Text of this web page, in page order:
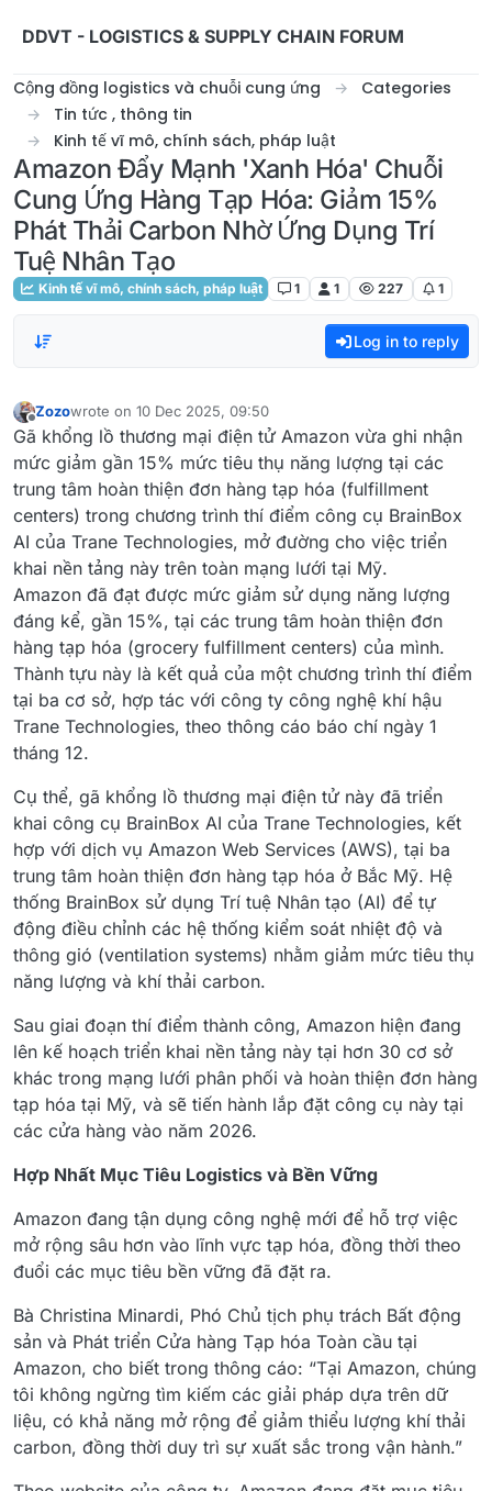
DDVT - LOGISTICS & SUPPLY CHAIN FORUM
Cộng đồng logistics và chuỗi cung ứng
Categories
Tin tức , thông tin
Kinh tế vĩ mô, chính sách, pháp luật
Amazon Đẩy Mạnh 'Xanh Hóa' Chuỗi
Cung Ứng Hàng Tạp Hóa: Giảm 15%
Phát Thải Carbon Nhờ Ứng Dụng Trí
Tuệ Nhân Tạo
Kinh tế vĩ mô, chính sách, pháp luật 1 1 227 1
Log in to reply
Offline
Zozowrote on 10 Dec 2025, 09:50
last edited by
Gã khổng lồ thương mại điện tử Amazon vừa ghi nhận
mức giảm gần 15% mức tiêu thụ năng lượng tại các
trung tâm hoàn thiện đơn hàng tạp hóa (fulfillment
centers) trong chương trình thí điểm công cụ BrainBox
AI của Trane Technologies, mở đường cho việc triển
khai nền tảng này trên toàn mạng lưới tại Mỹ.
Amazon đã đạt được mức giảm sử dụng năng lượng
đáng kể, gần 15%, tại các trung tâm hoàn thiện đơn
hàng tạp hóa (grocery fulfillment centers) của mình.
Thành tựu này là kết quả của một chương trình thí điểm
tại ba cơ sở, hợp tác với công ty công nghệ khí hậu
Trane Technologies, theo thông cáo báo chí ngày 1
tháng 12.
Cụ thể, gã khổng lồ thương mại điện tử này đã triển
khai công cụ BrainBox AI của Trane Technologies, kết
hợp với dịch vụ Amazon Web Services (AWS), tại ba
trung tâm hoàn thiện đơn hàng tạp hóa ở Bắc Mỹ. Hệ
thống BrainBox sử dụng Trí tuệ Nhân tạo (AI) để tự
động điều chỉnh các hệ thống kiểm soát nhiệt độ và
thông gió (ventilation systems) nhằm giảm mức tiêu thụ
năng lượng và khí thải carbon.
Sau giai đoạn thí điểm thành công, Amazon hiện đang
lên kế hoạch triển khai nền tảng này tại hơn 30 cơ sở
khác trong mạng lưới phân phối và hoàn thiện đơn hàng
tạp hóa tại Mỹ, và sẽ tiến hành lắp đặt công cụ này tại
các cửa hàng vào năm 2026.
Hợp Nhất Mục Tiêu Logistics và Bền Vững
Amazon đang tận dụng công nghệ mới để hỗ trợ việc
mở rộng sâu hơn vào lĩnh vực tạp hóa, đồng thời theo
đuổi các mục tiêu bền vững đã đặt ra.
Bà Christina Minardi, Phó Chủ tịch phụ trách Bất động
sản và Phát triển Cửa hàng Tạp hóa Toàn cầu tại
Amazon, cho biết trong thông cáo: “Tại Amazon, chúng
tôi không ngừng tìm kiếm các giải pháp dựa trên dữ
liệu, có khả năng mở rộng để giảm thiểu lượng khí thải
carbon, đồng thời duy trì sự xuất sắc trong vận hành.”